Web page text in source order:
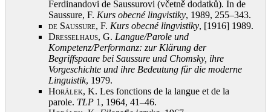
Ferdinandovi de Saussurovi (včetně dodatků). In de
Saussure, F. Kurs obecné lingvistiky, 1989, 255–343.
de Saussure, F. Kurs obecné lingvistiky, [1916] 1989.
Dresselhaus, G. Langue/Parole und
Kompetenz/Performanz: zur Klärung der
Begriffspaare bei Saussure und Chomsky, ihre
Vorgeschichte und ihre Bedeutung für die moderne
Linguistik, 1979.
Horálek, K. Les fonctions de la langue et de la
parole. TLP 1, 1964, 41–46.